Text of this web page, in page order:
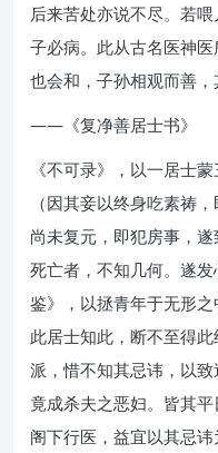
后来苦处亦说不尽。若
子必病。此从古名医神
也会和，子孙相观而善，
——《复净善居士书》
《不可录》，以一居士
（因其妾以终身吃素祷
尚未复元，即犯房事，
死亡者，不知几何。遂
鉴》，以拯青年于无形
此居士知此，断不至得
派，惜不知其忌讳，以
竟成杀夫之恶妇。皆其平
阁下行医，益宜以其忌